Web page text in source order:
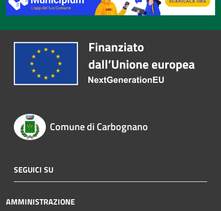
Comune di Carbognano
SEGUICI SU
AMMINISTRAZIONE